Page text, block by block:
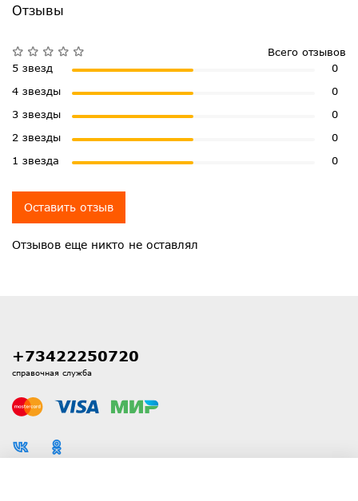
Отзывы
Отзывов еще никто не оставлял
Всего отзывов
5 звезд
0
4 звезды
0
3 звезды
0
2 звезды
0
1 звезда
0
Оставить отзыв
+73422250720
справочная служба